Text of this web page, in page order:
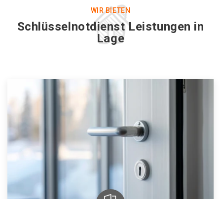
WIR BIETEN
Schlüsselnotdienst Leistungen in
Lage